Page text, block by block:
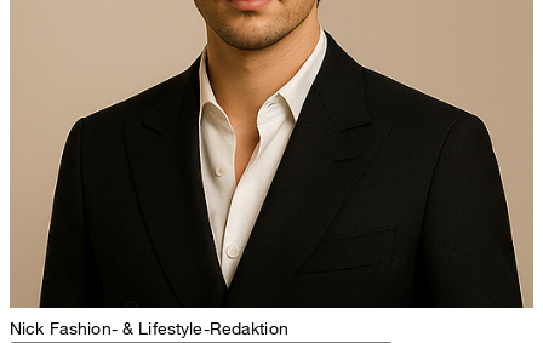
Nick Fashion- & Lifestyle-Redaktion